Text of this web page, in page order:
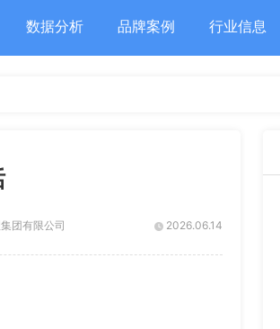
数据分析 品牌案例 行业信息
2026.06.14
团有限公司